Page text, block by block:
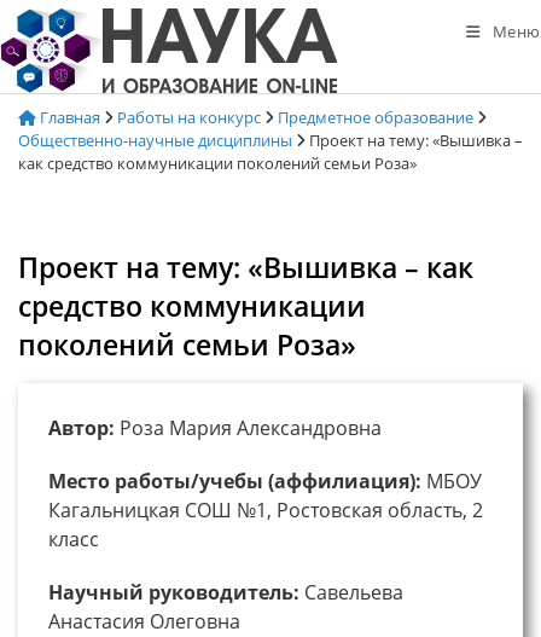
Перейти
к
содержимому
Меню
Главная Работы на конкурс
Предметное образование
Общественно-научные дисциплины
Проект на тему: «Вышивка –
как средство коммуникации поколений семьи Роза»
Проект на тему: «Вышивка – как
средство коммуникации
поколений семьи Роза»
Автор: Роза Мария Александровна
Место работы/учебы (аффилиация): МБОУ
Кагальницкая СОШ №1, Ростовская область, 2
класс
Научный руководитель: Савельева
Анастасия Олеговна